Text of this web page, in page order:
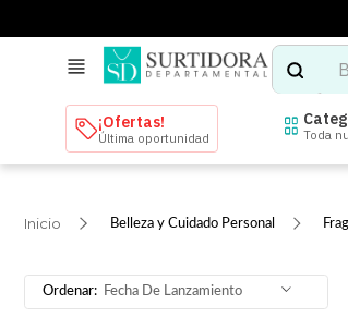
Buscar
5.
tenis
¡Ofertas!
Última oportunidad Toda
Belleza y Cuidado Personal
Fecha De Lanzamiento